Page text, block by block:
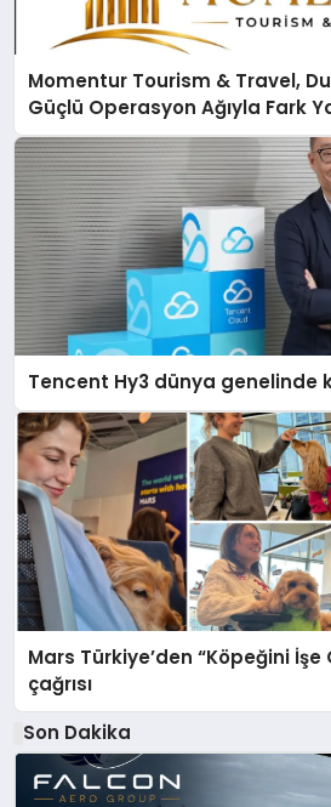
Momentur Tourism & Travel,
Güçlü Operasyon Ağıyla Fark
Tencent Hy3 dünya genelinde
Mars Türkiye’den “Köpeğini İşe
çağrısı
Son Dakika